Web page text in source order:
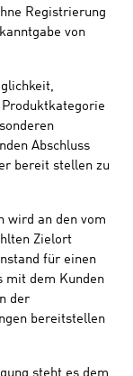
Registrierung
von
Abschluss
bereit stellen zu
wird an den vom
Zielort
für einen
mit dem Kunden
der
bereitstellen